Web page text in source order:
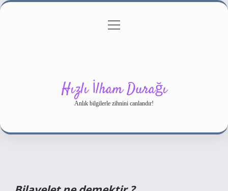
Gizlilik Politikası
menüyü
Hızlı İlham Durağı
Anlık bilgilerle zihnini canlandır!